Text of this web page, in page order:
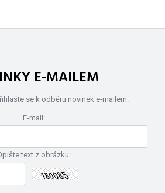
E-MAILEM
se k odběru novinek e-mailem.
E-mail:
text z obrázku: